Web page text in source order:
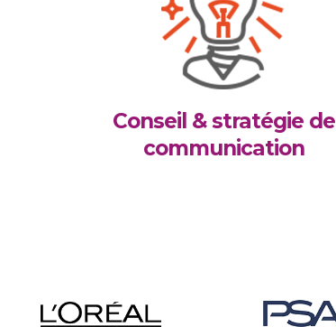
Conseil & stratégie de
communication